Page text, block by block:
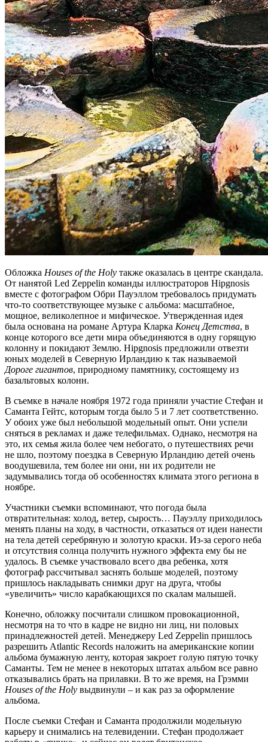
Обложка Houses of the Holy также оказалась в центре скандала.
От нанятой Led Zeppelin команды иллюстраторов Hipgnosis
вместе с фотографом Обри Пауэллом требовалось придумать
что-то соответствующее музыке с альбома: масштабное,
мощное, великолепное и мифическое. Утвержденная идея
была основана на романе Артура Кларка Конец Детства, в
конце которого все дети мира объединяются в одну горящую
колонну и покидают Землю. Hipgnosis предложили отвезти
юных моделей в Северную Ирландию к так называемой
Дороге гигантов, природному памятнику, состоящему из
базальтовых колонн.
В съемке в начале ноября 1972 года приняли участие Стефан и
Саманта Гейтс, которым тогда было 5 и 7 лет соответственно.
У обоих уже был небольшой модельный опыт. Они успели
сняться в рекламах и даже телефильмах. Однако, несмотря на
это, их семья жила более чем небогато, о путешествиях речи
не шло, поэтому поездка в Северную Ирландию детей очень
воодушевила, тем более ни они, ни их родители не
задумывались тогда об особенностях климата этого региона в
ноябре.
Участники съемки вспоминают, что погода была
отвратительная: холод, ветер, сырость… Пауэллу приходилось
менять планы на ходу, в частности, отказаться от идеи нанести
на тела детей серебряную и золотую краски. Из-за серого неба
и отсутствия солнца получить нужного эффекта ему бы не
удалось. В съемке участвовало всего два ребенка, хотя
фотограф рассчитывал заснять больше моделей, поэтому
пришлось накладывать снимки друг на друга, чтобы
«увеличить» число карабкающихся по скалам малышей.
Конечно, обложку посчитали слишком провокационной,
несмотря на то что в кадре не видно ни лиц, ни половых
принадлежностей детей. Менеджеру Led Zeppelin пришлось
разрешить Atlantic Records наложить на американские копии
альбома бумажную ленту, которая закроет голую пятую точку
Саманты. Тем не менее в некоторых штатах альбом все равно
отказывались брать на прилавки. В то же время, на Грэмми
Houses of the Holy выдвинули – и как раз за оформление
альбома.
После съемки Стефан и Саманта продолжили модельную
карьеру и снимались на телевидении. Стефан продолжает